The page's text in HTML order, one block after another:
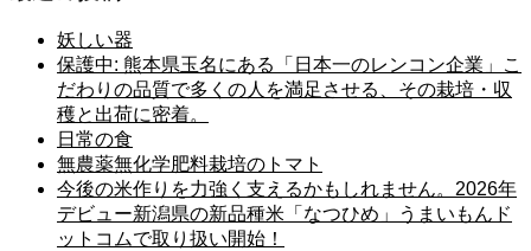
妖しい器
保護中: 熊本県玉名にある「日本一のレンコン企業」こ
だわりの品質で多くの人を満足させる、その栽培・収
穫と出荷に密着。
日常の食
無農薬無化学肥料栽培のトマト
今後の米作りを力強く支えるかもしれません。2026年
デビュー新潟県の新品種米「なつひめ」うまいもんド
ットコムで取り扱い開始！